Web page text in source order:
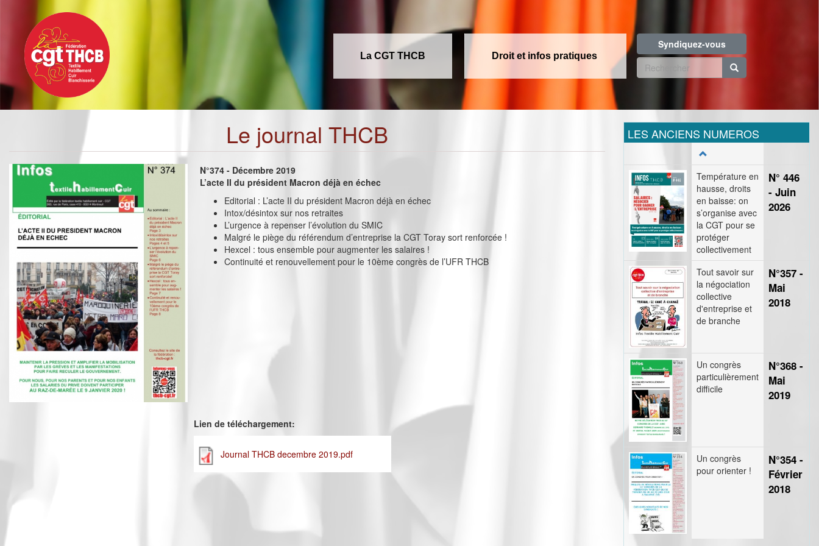
contenu
principal
La CGT THCB Droit et infos pratiques
Syndiquez-vous
Formulaire
recherche
Le journal THCB
N°374 - Décembre 2019
L’acte II du président Macron déjà en échec
Editorial : L’acte II du président Macron déjà en échec
Intox/désintox sur nos retraites
L’urgence à repenser l’évolution du SMIC
Malgré le piège du référendum d’entreprise la CGT Toray sort renforcée !
Hexcel : tous ensemble pour augmenter les salaires !
Continuité et renouvellement pour le 10ème congrès de l’UFR THCB
Lien de téléchargement:
Journal THCB decembre 2019.pdf
LES ANCIENS NUMEROS
Température en
hausse, droits
en baisse: on
s’organise avec
la CGT pour se
protéger
collectivement
N° 446
- Juin
2026
Tout savoir sur
la négociation
collective
d'entreprise et
de branche
N°357 -
Mai
2018
Un congrès
particulièrement
difficile
N°368 -
Mai
2019
Un congrès
pour orienter !
N°354 -
Février
2018